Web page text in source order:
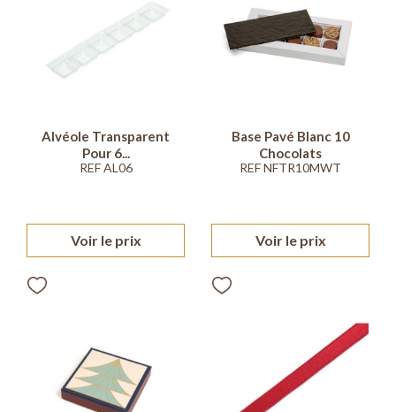
Alvéole Transparent
Pour 6...
REF AL06
Voir le prix
Base Pavé Blanc 10
Chocolats
REF NFTR10MWT
Voir le prix